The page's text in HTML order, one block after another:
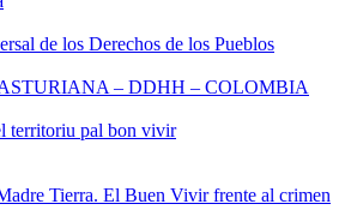
de los Derechos de los Pueblos
– DDHH – COLOMBIA
territoriu pal bon vivir
Tierra. El Buen Vivir frente al crimen